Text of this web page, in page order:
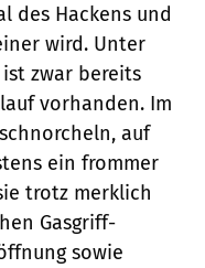
des Hackens und
wird. Unter
zwar bereits
vorhanden. Im
auf
ein frommer
trotz merklich
Gasgriff-
sowie